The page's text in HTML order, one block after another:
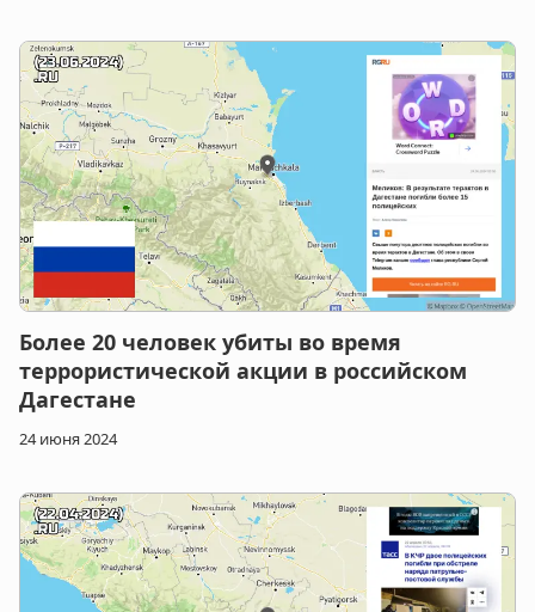
Более 20 человек убиты во время
террористической акции в российском
Дагестане
24 июня 2024